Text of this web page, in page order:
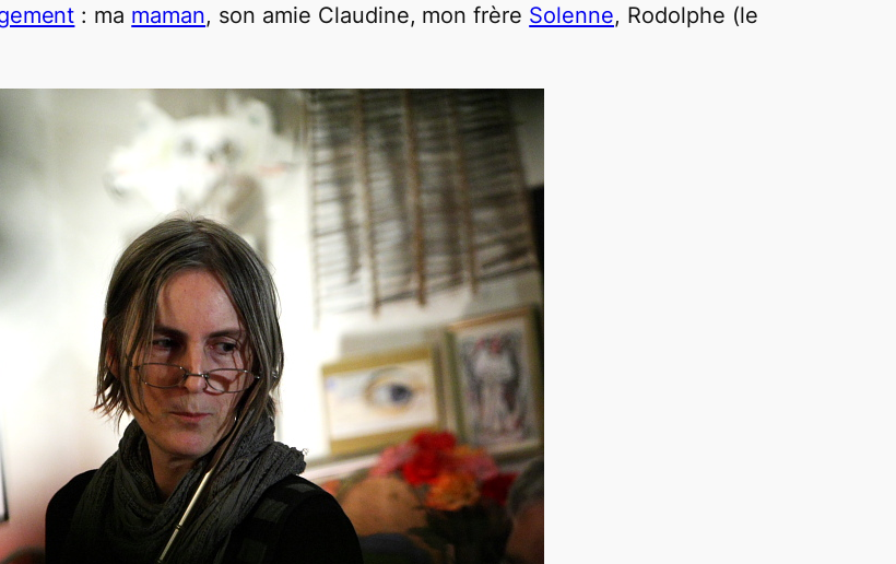
: ma maman, son amie Claudine, mon frère Solenne, Rodolphe (le